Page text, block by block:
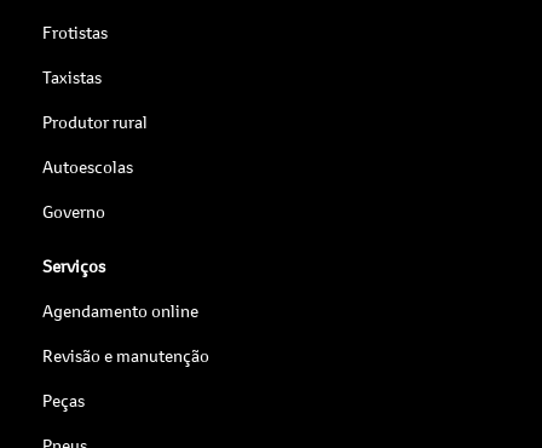
Frotistas
Taxistas
Produtor rural
Autoescolas
Governo
Serviços
Agendamento online
Revisão e manutenção
Peças